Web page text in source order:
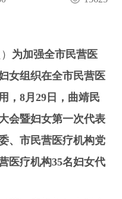
为加强全市民营医
女组织在全市民营医
，8月29日，曲靖民
会暨妇女第一次代表
、市民营医疗机构党
医疗机构35名妇女代